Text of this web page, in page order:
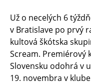
Už o necelých 6
v Bratislave po prvý
kultová škótska
Scream. Premiérový
Slovensku odohrá v
19. novembra v klube